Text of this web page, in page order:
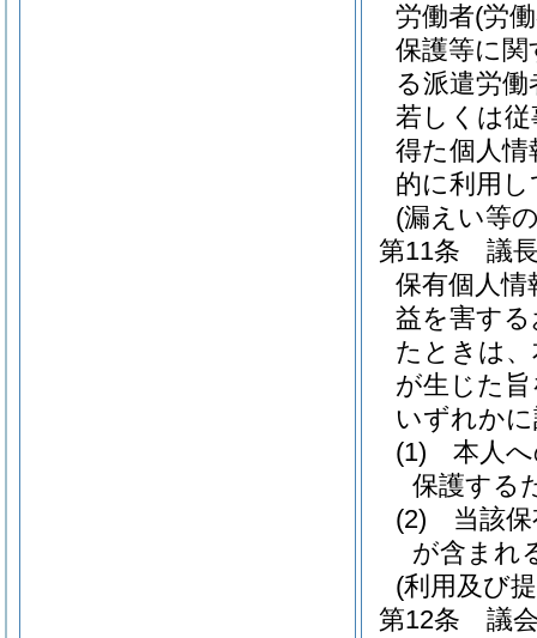
労働者(労
保護等に関
る派遣労
若しくは
得た個人
的に利用
(漏えい等
第11条
議
保有個人
益を害す
たときは
が生じた
いずれか
(1)
本人
保護する
(2)
当該
が含まれ
(利用及び
第12条
議